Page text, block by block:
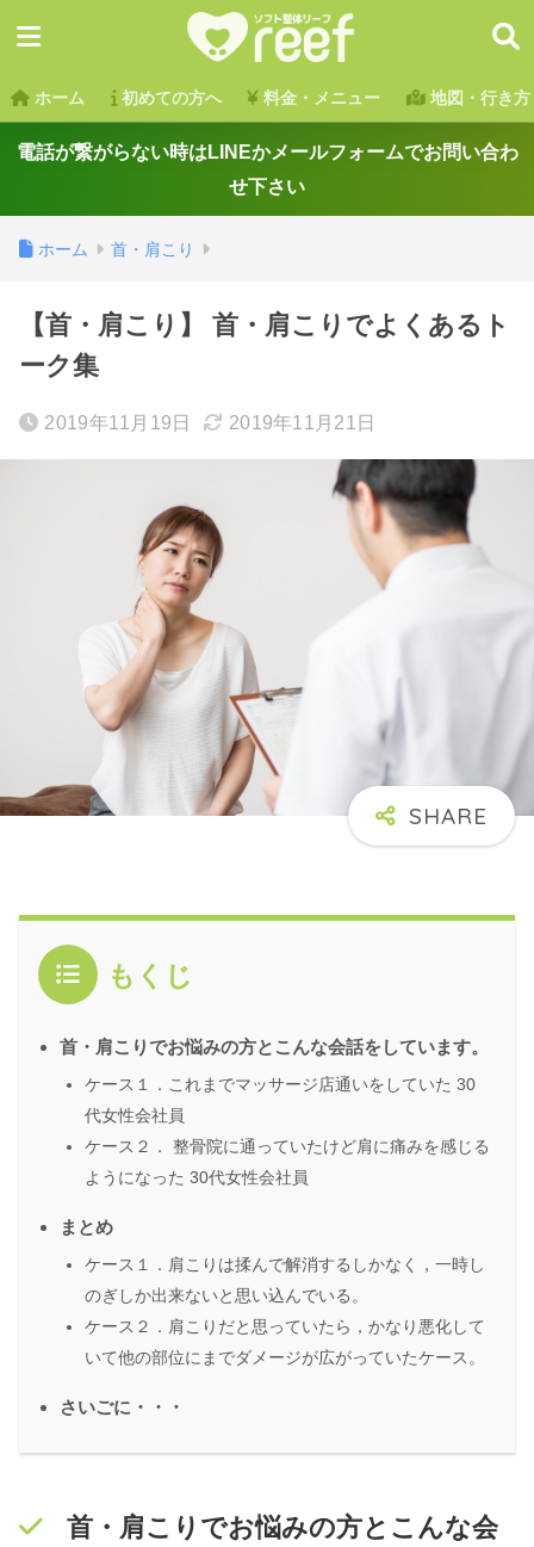
ホーム 初めての方へ 料金・メニュー 地図・行き方
電話が繋がらない時はLINEかメールフォームでお問い合わ
せ下さい
ホーム 首・肩こり
【首・肩こり】 首・肩こりでよくあるト
ーク集
2019年11月19日 2019年11月21日
もくじ
首・肩こりでお悩みの方とこんな会話をしています。
ケース１．これまでマッサージ店通いをしていた 30
代女性会社員
ケース２． 整骨院に通っていたけど肩に痛みを感じる
ようになった 30代女性会社員
まとめ
ケース１．肩こりは揉んで解消するしかなく，一時し
のぎしか出来ないと思い込んでいる。
ケース２．肩こりだと思っていたら，かなり悪化して
いて他の部位にまでダメージが広がっていたケース。
さいごに・・・
首・肩こりでお悩みの方とこんな会